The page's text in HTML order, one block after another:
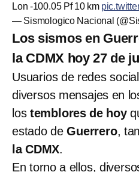
Lon -100.05 Pf 10 km
— Sismologico Nacional
Los sismos en
la CDMX hoy 27 de
Usuarios de redes
diversos mensajes en
los temblores de hoy
estado deGuerrero,
la CDMX.
En torno a ellos,